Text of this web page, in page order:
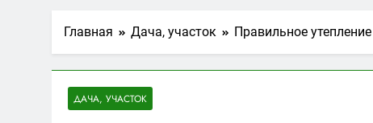
Главная Дача, участок Правильное
ДАЧА, УЧАСТОК